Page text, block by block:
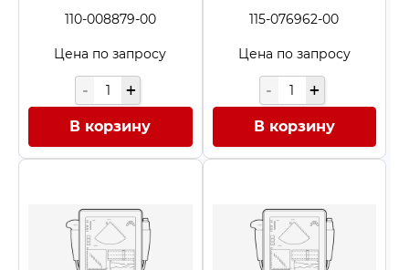
ультразвукового
Платы
(34)
Программное
Датчики(279)
110-008879-00
Цена по запросу
В корзину
115-076962-00
Цена по запросу
В корзину